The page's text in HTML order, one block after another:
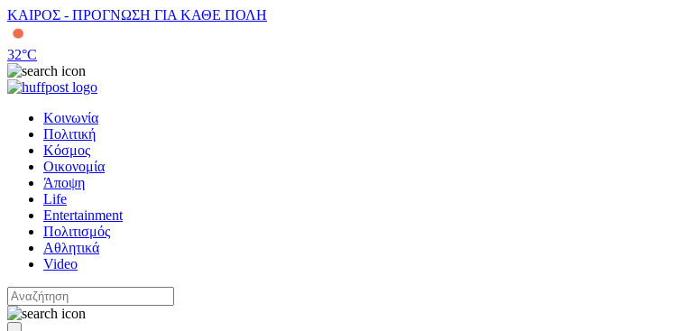
ΚΑΙΡΟΣ - ΠΡΟΓΝΩΣΗ ΓΙΑ ΚΑΘΕ ΠΟΛΗ
32°C
Κοινωνία
Πολιτική
Κόσμος
Οικονομία
Άποψη
Life
Entertainment
Πολιτισμός
Αθλητικά
Video